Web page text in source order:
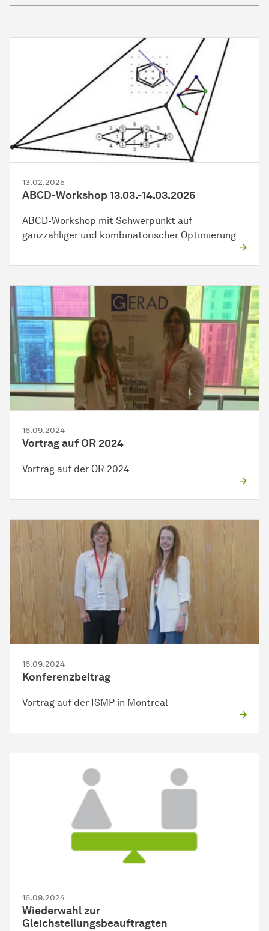
13.02.2025
ABCD-Workshop 13.03.-14.03.2025
ABCD-Workshop mit Schwerpunkt auf
ganzzahliger und kombinatorischer Optimierung
16.09.2024
Vortrag auf OR 2024
Vortrag auf der OR 2024
16.09.2024
Konferenzbeitrag
Vortrag auf der ISMP in Montreal
16.09.2024
Wiederwahl zur
Gleichstellungsbeauftragten